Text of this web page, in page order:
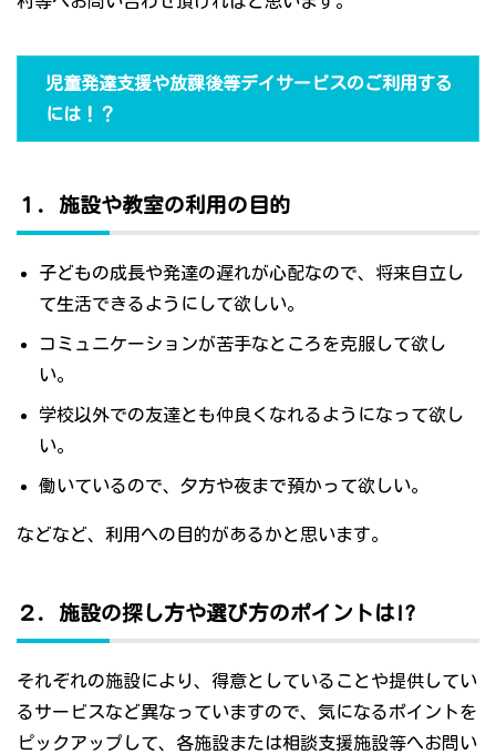
児童発達支援や放課後等デイサービスのご利用する
には！？
１．施設や教室の利用の目的
子どもの成長や発達の遅れが心配なので、将来自立し
て生活できるようにして欲しい。
コミュニケーションが苦手なところを克服して欲し
い。
学校以外での友達とも仲良くなれるようになって欲し
い。
働いているので、夕方や夜まで預かって欲しい。
などなど、利用への目的があるかと思います。
２．施設の探し方や選び方のポイントは!?
それぞれの施設により、得意としていることや提供してい
るサービスなど異なっていますので、気になるポイントを
ピックアップして、各施設または相談支援施設等へお問い